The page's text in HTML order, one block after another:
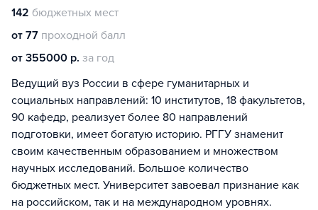
142 бюджетных мест
от 77 проходной балл
от 355000 р. за год
Ведущий вуз России в сфере гуманитарных и
социальных направлений: 10 институтов, 18 факультетов,
90 кафедр, реализует более 80 направлений
подготовки, имеет богатую историю. РГГУ знаменит
своим качественным образованием и множеством
научных исследований. Большое количество
бюджетных мест. Университет завоевал признание как
на российском, так и на международном уровнях.